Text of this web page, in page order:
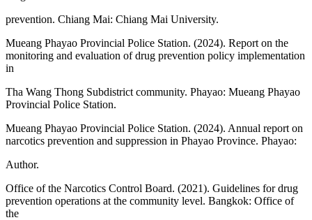
prevention. Chiang Mai: Chiang Mai University.
Mueang Phayao Provincial Police Station. (2024). Report on the
monitoring and evaluation of drug prevention policy implementation
in
Tha Wang Thong Subdistrict community. Phayao: Mueang Phayao
Provincial Police Station.
Mueang Phayao Provincial Police Station. (2024). Annual report on
narcotics prevention and suppression in Phayao Province. Phayao:
Author.
Office of the Narcotics Control Board. (2021). Guidelines for drug
prevention operations at the community level. Bangkok: Office of
the